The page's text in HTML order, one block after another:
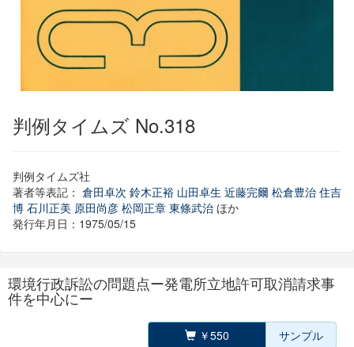
判例タイムズ No.318
判例タイムズ社
著者等表記： 倉田卓次 鈴木正裕 山田卓生 近藤完爾 松倉豊治 住吉
博 石川正美 原田尚彦 松岡正章 東條武治 ほか
発行年月日：1975/05/15
環境行政訴訟の問題点ー発電所立地許可取消請求事
件を中心にー
￥550 サンプル